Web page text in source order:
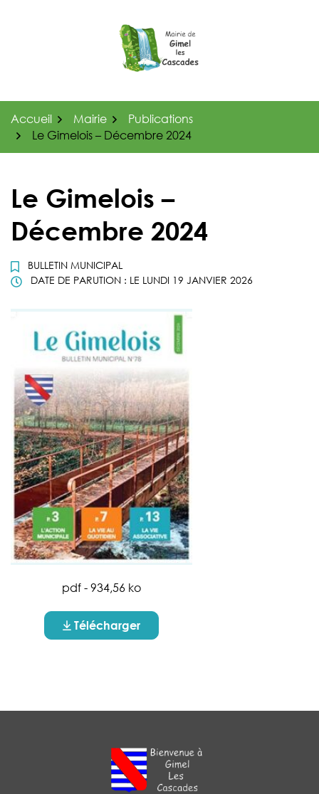
Accueil Mairie
Publications
Le Gimelois – Décembre 2024
Le Gimelois –
Décembre 2024
BULLETIN MUNICIPAL
DATE DE PARUTION : LE LUNDI 19 JANVIER 2026
pdf - 934,56 ko
Télécharger